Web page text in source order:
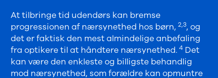
At tilbringe tid udendørs kan bremse
progressionen af nærsynethed hos børn,2,3, og
det er faktisk den mest almindelige anbefaling
fra optikere til at håndtere nærsynethed.4 Det
kan være den enkleste og billigste behandlig
mod nærsynethed, som forældre kan opmuntre